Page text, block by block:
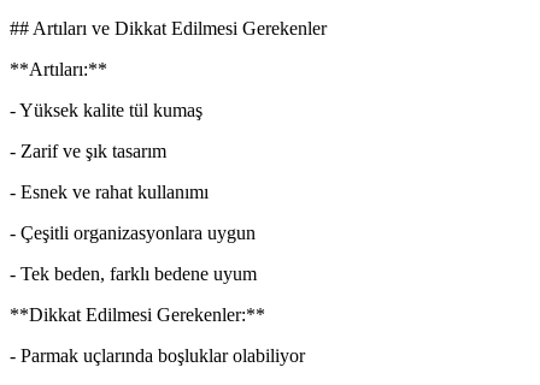
## Artıları ve Dikkat Edilmesi Gerekenler
**Artıları:**
- Yüksek kalite tül kumaş
- Zarif ve şık tasarım
- Esnek ve rahat kullanımı
- Çeşitli organizasyonlara uygun
- Tek beden, farklı bedene uyum
**Dikkat Edilmesi Gerekenler:**
- Parmak uçlarında boşluklar olabiliyor